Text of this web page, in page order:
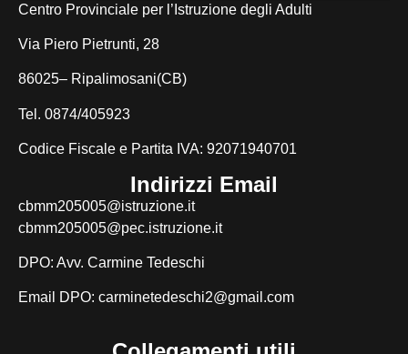
Centro Provinciale per l’Istruzione degli Adulti
Via Piero Pietrunti, 28
86025– Ripalimosani(CB)
Tel. 0874/405923
Codice Fiscale e Partita IVA: 92071940701
Indirizzi Email
cbmm205005@istruzione.it
cbmm205005@pec.istruzione.it
DPO: Avv. Carmine Tedeschi
Email DPO: carminetedeschi2@gmail.com